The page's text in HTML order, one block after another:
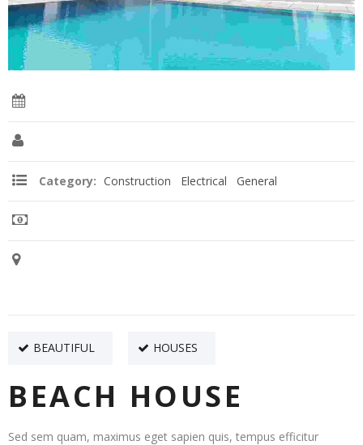
Category: Construction Electrical General
BEAUTIFUL HOUSES
BEACH HOUSE
Sed sem quam, maximus eget sapien quis, tempus efficitur